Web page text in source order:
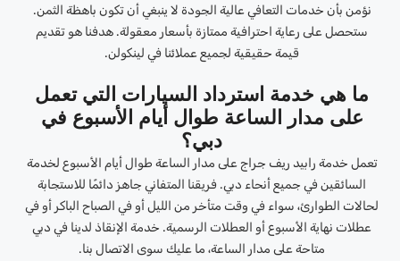
نؤمن بأن خدمات التعافي عالية الجودة لا ينبغي أن تكون باهظة الثمن.
ستحصل على رعاية احترافية ممتازة بأسعار معقولة. هدفنا هو تقديم
قيمة حقيقية لجميع عملائنا في لينكولن.
ما هي خدمة استرداد السيارات التي تعمل
على مدار الساعة طوال أيام الأسبوع في
دبي؟
تعمل خدمة رابيد ريف جراج على مدار الساعة طوال أيام الأسبوع لخدمة
السائقين في جميع أنحاء دبي. فريقنا المتفاني جاهز دائمًا للاستجابة
لحالات الطوارئ، سواء في وقت متأخر من الليل أو في الصباح الباكر أو في
عطلات نهاية الأسبوع أو العطلات الرسمية. خدمة الإنقاذ لدينا في دبي
متاحة على مدار الساعة، ما عليك سوى الاتصال بنا.